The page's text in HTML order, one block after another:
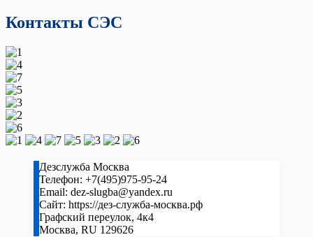
Контакты СЭС
Дезслужба Москва
Телефон: +7(495)975-95-24
Email: dez-slugba@yandex.ru
Сайт: https://дез-служба-москва.рф
Графский переулок, 4к4
Москва, RU 129626